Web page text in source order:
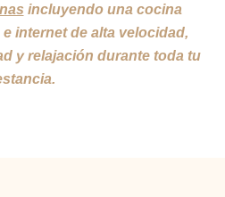
incluyendo una cocina
internet de alta velocidad,
y relajación durante toda tu